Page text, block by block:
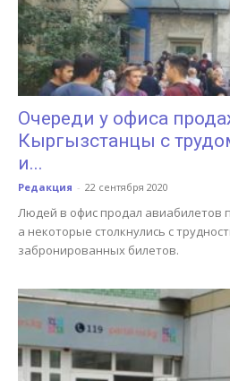
Очереди у офиса
Кыргызстанцы с
и...
Редакция - 22 сентября 2020
Людей в офис продал авиабилетов
а некоторые столкнулись с
забронированных билетов.